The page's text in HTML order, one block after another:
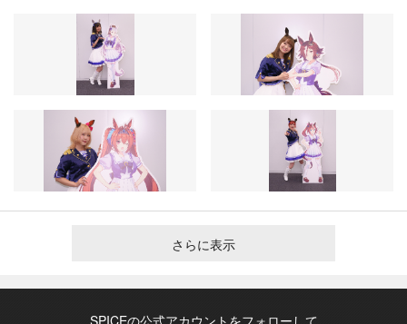
さらに表示